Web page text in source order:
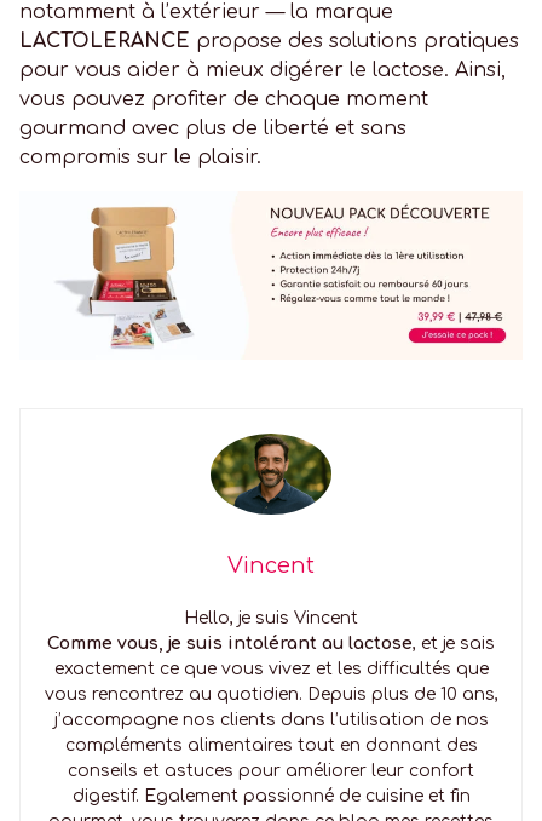
notamment à l’extérieur — la marque
LACTOLERANCE propose des solutions pratiques
pour vous aider à mieux digérer le lactose. Ainsi,
vous pouvez profiter de chaque moment
gourmand avec plus de liberté et sans
compromis sur le plaisir.
Vincent
Hello, je suis Vincent
Comme vous, je suis intolérant au lactose, et je sais
exactement ce que vous vivez et les difficultés que
vous rencontrez au quotidien. Depuis plus de 10 ans,
j’accompagne nos clients dans l’utilisation de nos
compléments alimentaires tout en donnant des
conseils et astuces pour améliorer leur confort
digestif. Egalement passionné de cuisine et fin